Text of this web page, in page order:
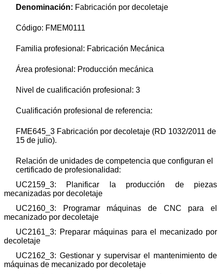
Denominación: Fabricación por decoletaje
Código: FMEM0111
Familia profesional: Fabricación Mecánica
Área profesional: Producción mecánica
Nivel de cualificación profesional: 3
Cualificación profesional de referencia:
FME645_3 Fabricación por decoletaje (RD 1032/2011 de
15 de julio).
Relación de unidades de competencia que configuran el
certificado de profesionalidad:
UC2159_3: Planificar la producción de piezas
mecanizadas por decoletaje
UC2160_3: Programar máquinas de CNC para el
mecanizado por decoletaje
UC2161_3: Preparar máquinas para el mecanizado por
decoletaje
UC2162_3: Gestionar y supervisar el mantenimiento de
máquinas de mecanizado por decoletaje